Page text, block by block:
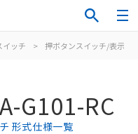
イッチ > 押ボタンスイッチ/表示灯
G101-RC
形式仕様一覧